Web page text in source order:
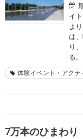
イ
よ
は
り
る。
体験イベント・アクテ
7万本のひまわり